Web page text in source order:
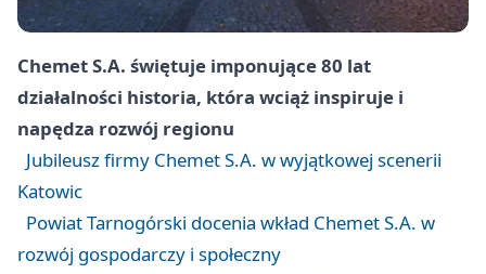
Chemet S.A. świętuje imponujące 80 lat
działalności historia, która wciąż inspiruje i
napędza rozwój regionu
Jubileusz firmy Chemet S.A. w wyjątkowej scenerii
Katowic
Powiat Tarnogórski docenia wkład Chemet S.A. w
rozwój gospodarczy i społeczny